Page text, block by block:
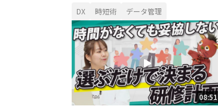
DX 時短術 データ管理
08:51